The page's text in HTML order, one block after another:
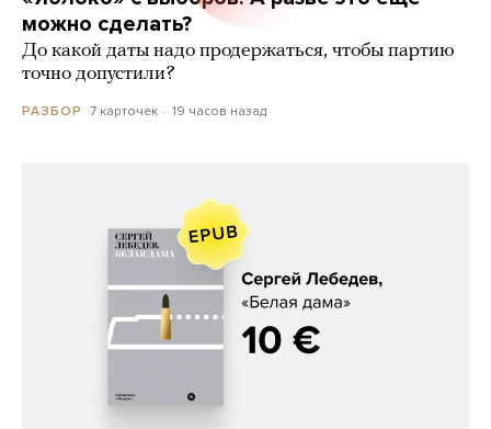
можно сделать?
До какой даты надо продержаться, чтобы партию
точно допустили?
РАЗБОР 7 карточек 19 часов назад
Сергей Лебедев, «Белая дама»